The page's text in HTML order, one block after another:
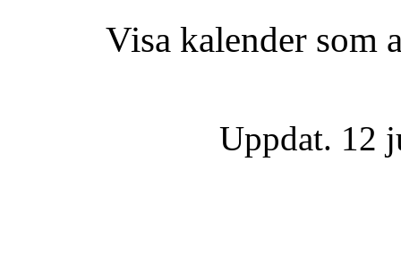
Visa kalender som
Uppdat. 12